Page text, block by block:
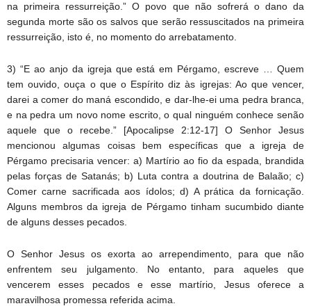
na primeira ressurreição.” O povo que não sofrerá o dano da
segunda morte são os salvos que serão ressuscitados na primeira
ressurreição, isto é, no momento do arrebatamento.
3) “E ao anjo da igreja que está em Pérgamo, escreve … Quem
tem ouvido, ouça o que o Espírito diz às igrejas: Ao que vencer,
darei a comer do maná escondido, e dar-lhe-ei uma pedra branca,
e na pedra um novo nome escrito, o qual ninguém conhece senão
aquele que o recebe.” [Apocalipse 2:12-17] O Senhor Jesus
mencionou algumas coisas bem específicas que a igreja de
Pérgamo precisaria vencer: a) Martírio ao fio da espada, brandida
pelas forças de Satanás; b) Luta contra a doutrina de Balaão; c)
Comer carne sacrificada aos ídolos; d) A prática da fornicação.
Alguns membros da igreja de Pérgamo tinham sucumbido diante
de alguns desses pecados.
O Senhor Jesus os exorta ao arrependimento, para que não
enfrentem seu julgamento. No entanto, para aqueles que
vencerem esses pecados e esse martírio, Jesus oferece a
maravilhosa promessa referida acima.